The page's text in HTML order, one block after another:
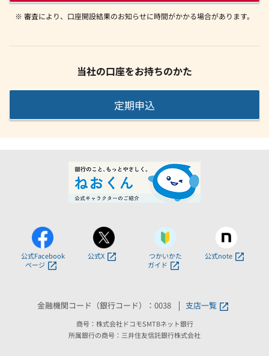
※ 審査により、口座開設結果のお知らせに時間がかかる場合があります。
当社の口座をお持ちのかた
定期申込
公式Facebook
ページ
公式X
つかいかた
ガイド
公式note
金融機関コード（銀行コード）：0038 支店一覧
商号：株式会社ドコモSMTBネット銀行
所属銀行の商号：三井住友信託銀行株式会社